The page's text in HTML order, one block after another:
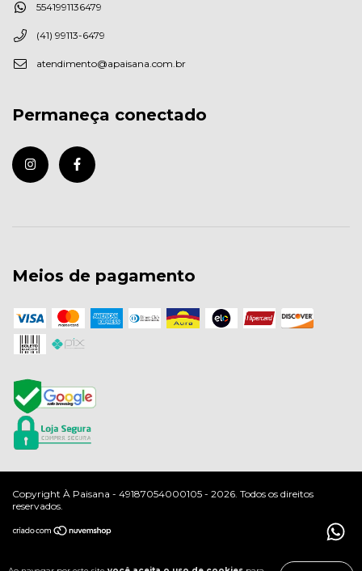
5541991136479
(41) 99113-6479
atendimento@apaisana.com.br
Permaneça conectado
Meios de pagamento
Copyright À Paisana - 49187054000105 - 2026. Todos os direitos
reservados.